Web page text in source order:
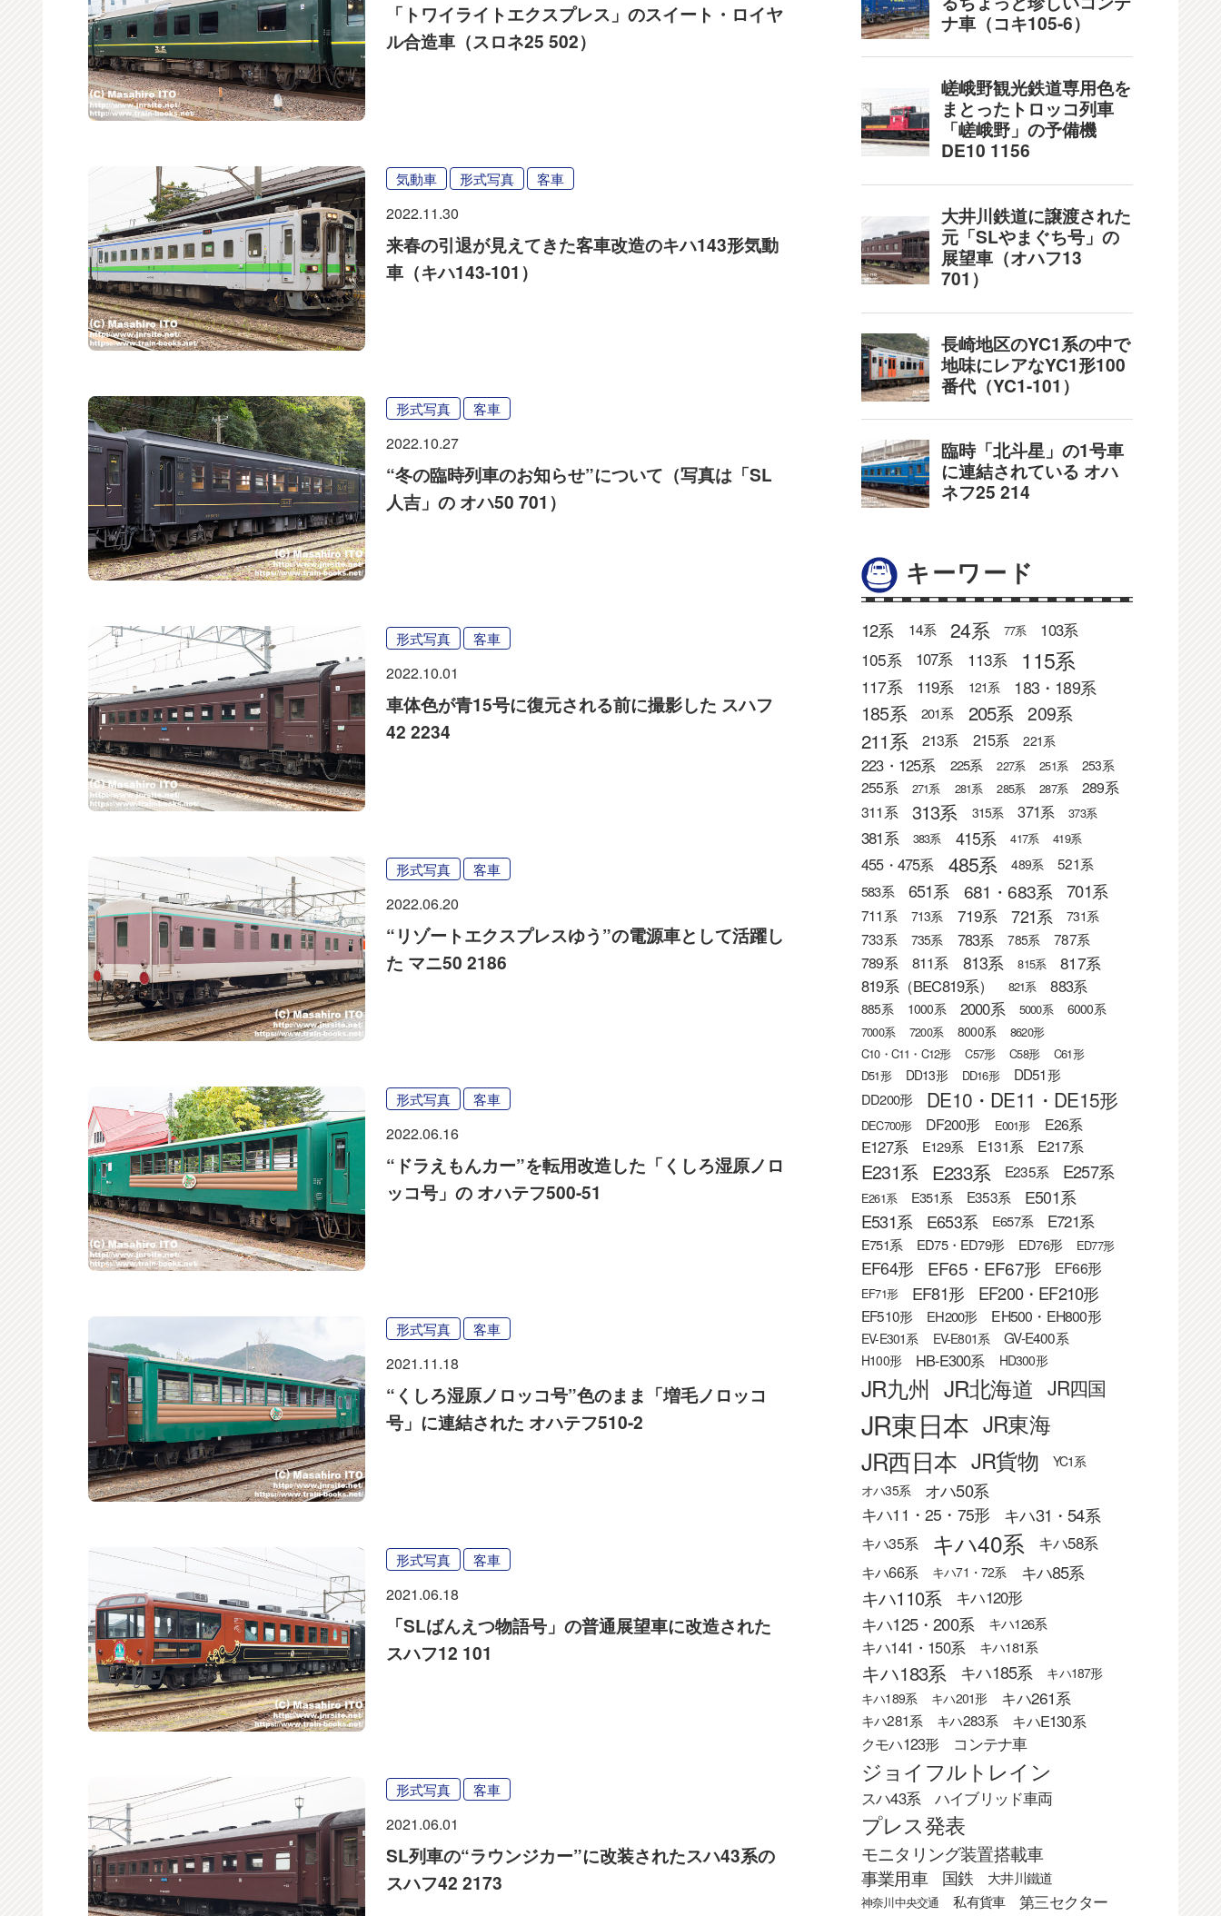
「トワイライトエクスプレス」のスイート・ロイヤ
ル合造車（スロネ25 502）
気動車 形式写真 客車
2022.11.30
来春の引退が見えてきた客車改造のキハ143形気動
車（キハ143-101）
形式写真 客車
2022.10.27
“冬の臨時列車のお知らせ”について（写真は「SL
人吉」の オハ50 701）
形式写真 客車
2022.10.01
車体色が青15号に復元される前に撮影した スハフ
42 2234
形式写真 客車
2022.06.20
“リゾートエクスプレスゆう”の電源車として活躍し
た マニ50 2186
形式写真 客車
2022.06.16
“ドラえもんカー”を転用改造した「くしろ湿原ノロ
ッコ号」の オハテフ500-51
形式写真 客車
2021.11.18
“くしろ湿原ノロッコ号”色のまま「増毛ノロッコ
号」に連結された オハテフ510-2
形式写真 客車
2021.06.18
「SLばんえつ物語号」の普通展望車に改造された
スハフ12 101
形式写真 客車
2021.06.01
SL列車の“ラウンジカー”に改装されたスハ43系の
スハフ42 2173
キーワード
12系 14系 24系 77系 103系
105系 107系 113系 115系
117系 119系 121系 183・189系
185系 201系 205系 209系
211系 213系 215系 221系
223・125系 225系 227系 251系 253系
255系 271系 281系 285系 287系
289系
311系
313系 315系 371系 373系
381系 383系 415系 417系 419系
455・475系 485系 489系 521系
583系 651系 681・683系 701系
711系 713系 719系 721系 731系
733系 735系 783系 785系 787系
789系 811系 813系 815系 817系
819系（BEC819系） 821系 883系
885系 1000系 2000系 5000系 6000系
7000系 7200系 8000系
8620形
C10・C11・C12形
C57形 C58形
C61形
D51形
DD13形 DD16形 DD51形
DD200形 DE10・DE11・DE15形
DEC700形 DF200形 E001形 E26系
E127系 E129系 E131系 E217系
E231系 E233系 E235系 E257系
E261系 E351系 E353系 E501系
E531系 E653系 E657系 E721系
E751系 ED75・ED79形 ED76形 ED77形
EF64形 EF65・EF67形 EF66形
EF71形 EF81形 EF200・EF210形
EF510形 EH200形 EH500・EH800形
EV-E301系 EV-E801系 GV-E400系
H100形 HB-E300系 HD300形
JR九州 JR北海道 JR四国
JR東日本 JR東海
JR西日本 JR貨物
YC1系
オハ35系
オハ50系
キハ11・25・75形 キハ31・54系
キハ35系 キハ40系
キハ58系
キハ66系
キハ71・72系 キハ85系
キハ110系 キハ120形
キハ125・200系 キハ126系
キハ141・150系 キハ181系
キハ183系 キハ185系
キハ187形
キハ189系
キハ201形 キハ261系
キハ281系 キハ283系
キハE130系
クモハ123形
コンテナ車
ジョイフルトレイン
スハ43系 ハイブリッド車両
プレス発表
モニタリング装置搭載車
事業用車 国鉄 大井川鐵道
神奈川中央交通 私有貨車
第三セクター